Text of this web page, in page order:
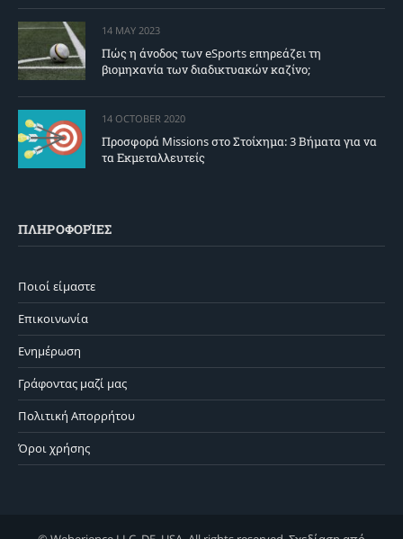
14 MAY 2023
Πώς η άνοδος των eSports επηρεάζει τη
βιομηχανία των διαδικτυακών καζίνο;
14 OCTOBER 2020
Προσφορά Missions στο Στοίχημα: 3 Βήματα για να
τα Εκμεταλλευτείς
ΠΛΗΡΟΦΟΡΊΕΣ
Ποιοί είμαστε
Επικοινωνία
Ενημέρωση
Γράφοντας μαζί μας
Πολιτική Απορρήτου
Όροι χρήσης